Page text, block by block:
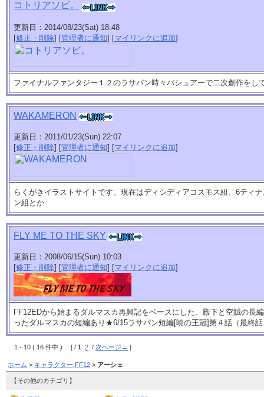
コトリアソビ。
更新日：2014/08/23(Sat) 18:48
[修正・削除] [管理者に通知] [マイリンクに追加]
ファイナルファンタジー１２のラサパン時々バシュアーで二次創作をし
WAKAMERON
更新日：2011/01/23(Sun) 22:07
[修正・削除] [管理者に通知] [マイリンクに追加]
らくがきイラストサイトです。現在はディシディアコスモス組、6ティ
ン組とか
FLY ME TO THE SKY
更新日：2008/06/15(Sun) 10:03
[修正・削除] [管理者に通知] [マイリンクに追加]
FF12EDから始まるダルマスカ再興記をベースにした、殿下と空賊の長
ったダルマスカの短編あり★6/15ラサパン短編[暁の王冠]第４話（最終
1 - 10 ( 16 件中 ) [ / 1 2 / 次ページ→ ]
ホーム > キャラクター:FF12 > アーシェ
【その他のカテゴリ】